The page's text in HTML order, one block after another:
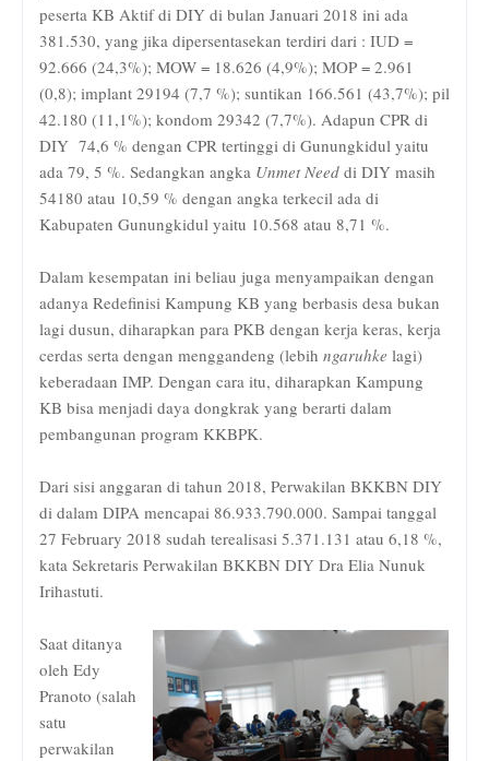
peserta KB Aktif di DIY di bulan Januari 2018 ini ada
381.530, yang jika dipersentasekan terdiri dari : IUD =
92.666 (24,3%); MOW = 18.626 (4,9%); MOP = 2.961
(0,8); implant 29194 (7,7 %); suntikan 166.561 (43,7%); pil
42.180 (11,1%); kondom 29342 (7,7%). Adapun CPR di
DIY 74,6 % dengan CPR tertinggi di Gunungkidul yaitu
ada 79, 5 %. Sedangkan angka Unmet Need di DIY masih
54180 atau 10,59 % dengan angka terkecil ada di
Kabupaten Gunungkidul yaitu 10.568 atau 8,71 %.
Dalam kesempatan ini beliau juga menyampaikan dengan
adanya Redefinisi Kampung KB yang berbasis desa bukan
lagi dusun, diharapkan para PKB dengan kerja keras, kerja
cerdas serta dengan menggandeng (lebih ngaruhke lagi)
keberadaan IMP. Dengan cara itu, diharapkan Kampung
KB bisa menjadi daya dongkrak yang berarti dalam
pembangunan program KKBPK.
Dari sisi anggaran di tahun 2018, Perwakilan BKKBN DIY
di dalam DIPA mencapai 86.933.790.000. Sampai tanggal
27 February 2018 sudah terealisasi 5.371.131 atau 6,18 %,
kata Sekretaris Perwakilan BKKBN DIY Dra Elia Nunuk
Irihastuti.
Saat ditanya
oleh Edy
Pranoto (salah
satu
perwakilan